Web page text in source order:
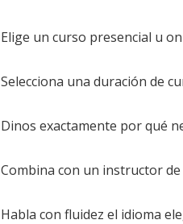
Elige un curso presencial u
Selecciona una duración de
Dinos exactamente por qué
Combina con un instructor
Habla con fluidez el idioma